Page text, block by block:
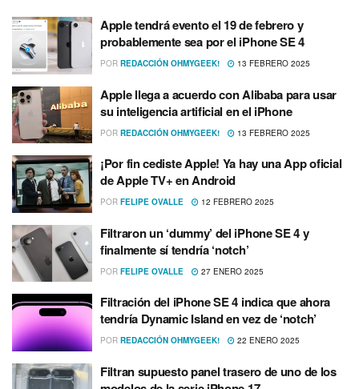
Apple tendrá evento el 19 de febrero y
probablemente sea por el iPhone SE 4
POR REDACCIÓN OHMYGEEK! 13 FEBRERO 2025
Apple llega a acuerdo con Alibaba para usar
su inteligencia artificial en el iPhone
POR REDACCIÓN OHMYGEEK! 13 FEBRERO 2025
¡Por fin cediste Apple! Ya hay una App oficial
de Apple TV+ en Android
POR FELIPE OVALLE 12 FEBRERO 2025
Filtraron un ‘dummy’ del iPhone SE 4 y
finalmente sí tendría ‘notch’
POR FELIPE OVALLE 27 ENERO 2025
Filtración del iPhone SE 4 indica que ahora
tendría Dynamic Island en vez de ‘notch’
POR REDACCIÓN OHMYGEEK! 22 ENERO 2025
Filtran supuesto panel trasero de uno de los